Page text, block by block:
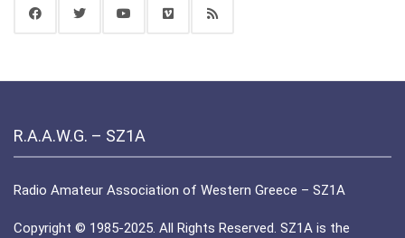
R.A.A.W.G. – SZ1A
Radio Amateur Association of Western Greece – SZ1A
Copyright © 1985-2025. All Rights Reserved. SZ1A is the